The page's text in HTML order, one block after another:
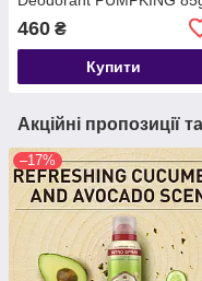
460 ₴
Купити
Акційні пропозиції
–17%